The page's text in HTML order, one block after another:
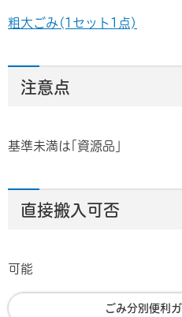
粗大ごみ(1セット1点)
注意点
基準未満は｢資源品｣
直接搬入可否
可能
ごみ分別便利